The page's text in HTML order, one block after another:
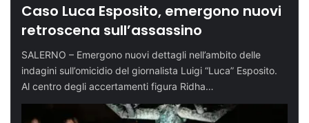
Caso Luca Esposito, emergono nuovi
retroscena sull’assassino
SALERNO – Emergono nuovi dettagli nell’ambito delle
indagini sull’omicidio del giornalista Luigi “Luca” Esposito.
Al centro degli accertamenti figura Ridha…